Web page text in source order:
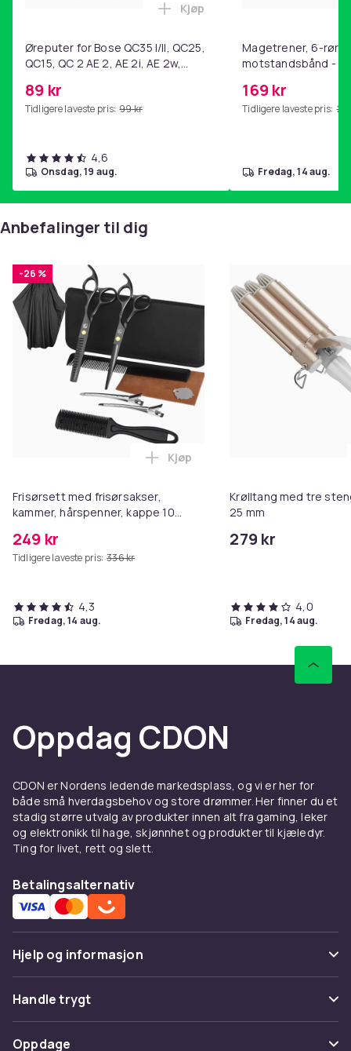
Øreputer for Bose QC35 I/II, QC25,
QC15, QC 2 AE 2, AE 2i, AE 2w,
89 kr
Tidligere laveste pris: 99 kr
Legg Øreputer for Bose QC35
Kjøp
4,6
onsdag, 19 aug.
Magetrener, 6-rørs
motstandsbånd -
hjemmegymnastikk
169 kr
Tidligere laveste pris:
fredag, 14 aug.
Anbefalinger til dig
-26 %
Frisørsett med frisørsakser,
kammer, hårspenner, kappe 10
249 kr
Tidligere laveste pris: 336 kr
Legg Frisørsett med
Kjøp
4,3
fredag, 14 aug.
Krølltang med tre
25 mm
279 kr
4,0
fredag, 14 aug.
Oppdag CDON
CDON er Nordens ledende markedsplass, og vi er her for
både små hverdagsbehov og store drømmer. Her finner du et
stadig større utvalg av produkter innen alt fra gaming, leker
og elektronikk til hage, skjønnhet og produkter til kjæledyr.
Ting for livet, rett og slett.
Betalingsalternativ
Hjelp og informasjon
Vanlige spørsmål
Spor pakke
Handle trygt
Betaling
Oppdage